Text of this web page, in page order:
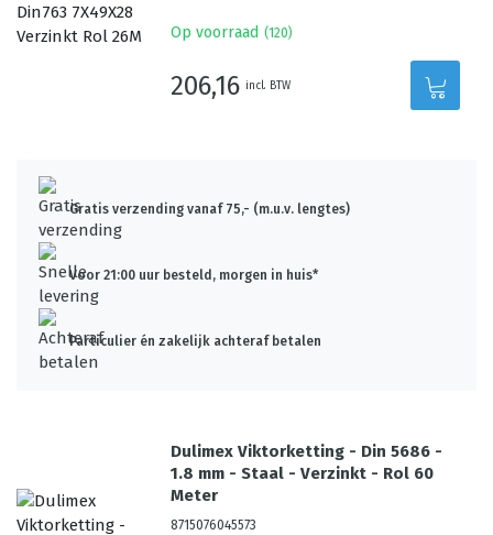
Op voorraad (120)
206,16 incl. BTW
Gratis verzending vanaf 75,- (m.u.v. lengtes)
Voor 21:00 uur besteld, morgen in huis*
Particulier én zakelijk achteraf betalen
Dulimex Viktorketting - Din 5686 -
1.8 mm - Staal - Verzinkt - Rol 60
Meter
8715076045573